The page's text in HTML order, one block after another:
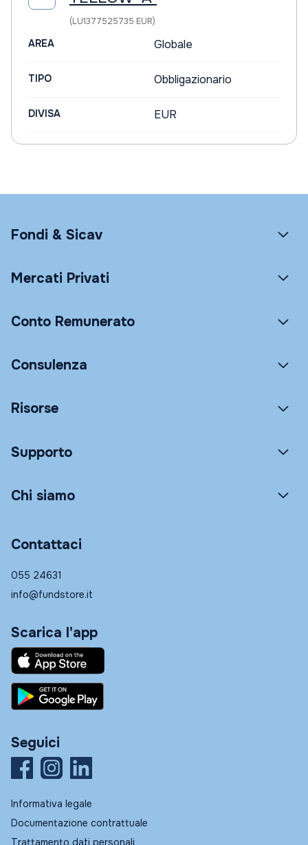
(LU1377525735 EUR)
AREA Globale
TIPO Obbligazionario
DIVISA EUR
Fondi & Sicav
Mercati Privati
Conto Remunerato
Consulenza
Risorse
Supporto
Chi siamo
Contattaci
055 24631
info@fundstore.it
Scarica l'app
Seguici
Informativa legale
Documentazione contrattuale
Trattamento dati personali